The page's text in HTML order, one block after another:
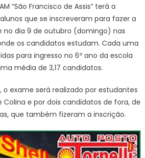
“São Francisco de Assis” terá a
que se inscreveram para fazer a
no dia 9 de outubro (domingo) nas
os candidatos estudam. Cada uma
para ingresso no 6º ano da escola
média de 3,17 candidatos.
o exame será realizado por estudantes
e por dois candidatos de fora, de
que também fizeram a inscrição.